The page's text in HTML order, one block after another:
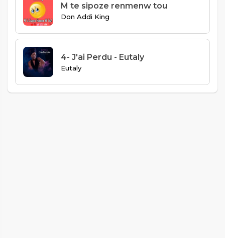
M te sipoze renmenw tou
Don Addi King
4- J'ai Perdu - Eutaly
Eutaly